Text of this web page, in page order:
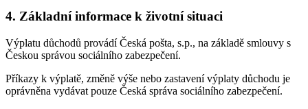
4. Základní informace k životní situaci
Výplatu důchodů provádí Česká pošta, s.p., na základě smlouvy s
Českou správou sociálního zabezpečení.
Příkazy k výplatě, změně výše nebo zastavení výplaty důchodu je
oprávněna vydávat pouze Česká správa sociálního zabezpečení.